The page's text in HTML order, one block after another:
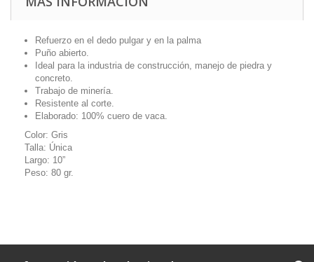
Refuerzo en el dedo pulgar y en la palma
Puño abierto.
Ideal para la industria de construcción, manejo de piedra y
concreto.
Trabajo de minería.
Resistente al corte.
Elaborado: 100% cuero de vaca.
Color: Gris
Talla: Única
Largo: 10”
Peso: 80 gr.